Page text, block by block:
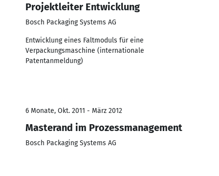
Projektleiter Entwicklung
Bosch Packaging Systems AG
Entwicklung eines Faltmoduls für eine
Verpackungsmaschine (internationale
Patentanmeldung)
6 Monate, Okt. 2011 - März 2012
Masterand im Prozessmanagement
Bosch Packaging Systems AG